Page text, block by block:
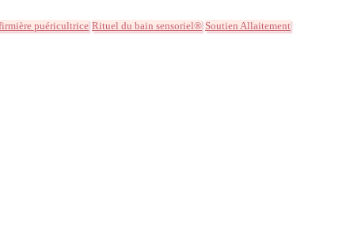
puéricultrice Rituel du bain sensoriel® Soutien Allaitement